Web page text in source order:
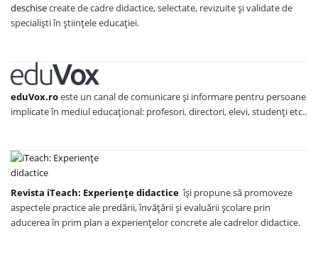
deschisecreate de cadre didactice, selectate, revizuite și validate de
specialiști în științele educației.
eduVox.roeste un canal de comunicare și informare pentru persoane
implicate în mediul educațional: profesori, directori, elevi, studenți etc..
Revista iTeach: Experienţe didactice îşi propune să promoveze
aspectele practice ale predării, învăţării şi evaluării şcolare prin
aducerea în prim plan a experienţelor concrete ale cadrelor didactice.